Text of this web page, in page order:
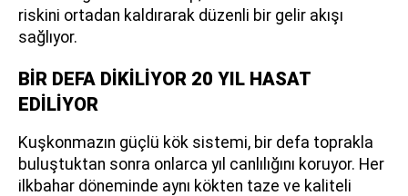
riskini ortadan kaldırarak düzenli bir gelir akışı
sağlıyor.
BİR DEFA DİKİLİYOR 20 YIL HASAT
EDİLİYOR
Kuşkonmazın güçlü kök sistemi, bir defa toprakla
buluştuktan sonra onlarca yıl canlılığını koruyor. Her
ilkbahar döneminde aynı kökten taze ve kaliteli